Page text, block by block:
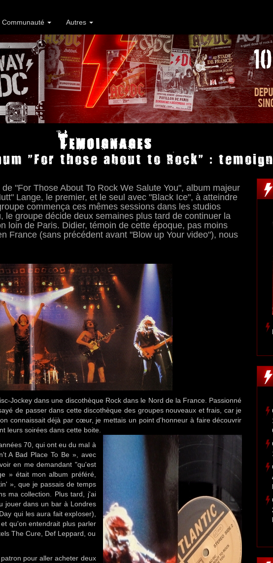
Communauté Autres
Temoignages
"For those about to Rock" :
"For Those About To Rock We Salute You", album majeur
Lange, le premier, et le seul avec "Black Ice", à atteindre
commença ces mêmes sessions dans les studios
le groupe décide deux semaines plus tard de continuer la
loin de Paris. Didier, témoin de cette époque, pas moins
France (sans précédent avant "Blow up Your video"), nous
Jockey dans une discothèque Rock dans le Nord de la France. Passionné
de passer dans cette discothèque des groupes nouveaux et frais, car je
connaissait déjà par cœur, je mettais un point d'honneur à faire découvrir
leurs soirées dans cette boite.
70, qui ont eu du mal à
A Bad Place To Be », avec
en me demandant "qu'est
» était mon album préféré,
», que je passais de temps
ma collection. Plus tard, j'ai
jouer dans un bar à Londres
qui les aura fait exploser),
qu'on entendrait plus parler
The Cure, Def Leppard, ou
pour aller acheter deux